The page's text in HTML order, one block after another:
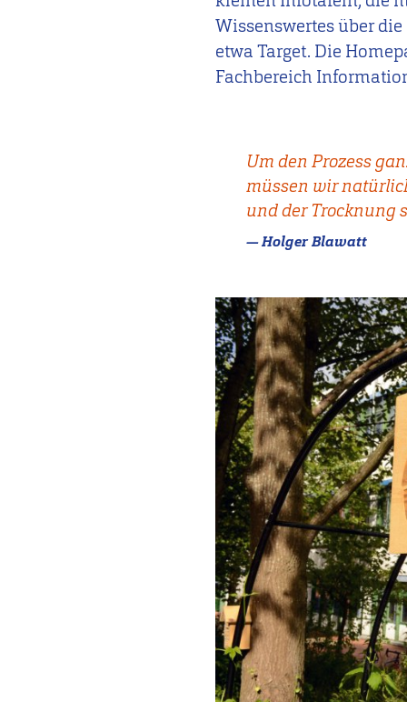
Wissenswertes über
etwa Target. Die
Fachbereich
Um den Prozess
müssen wir
und der Trocknung
Holger Blawatt